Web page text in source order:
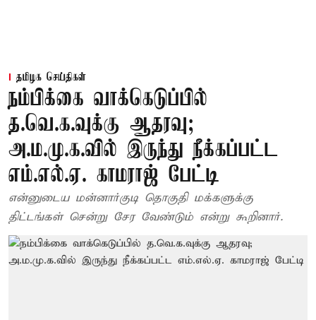
தமிழக செய்திகள்
நம்பிக்கை வாக்கெடுப்பில்
த.வெ.க.வுக்கு ஆதரவு;
அ.ம.மு.க.வில் இருந்து நீக்கப்பட்ட
எம்.எல்.ஏ. காமராஜ் பேட்டி
என்னுடைய மன்னார்குடி தொகுதி மக்களுக்கு
திட்டங்கள் சென்று சேர வேண்டும் என்று கூறினார்.